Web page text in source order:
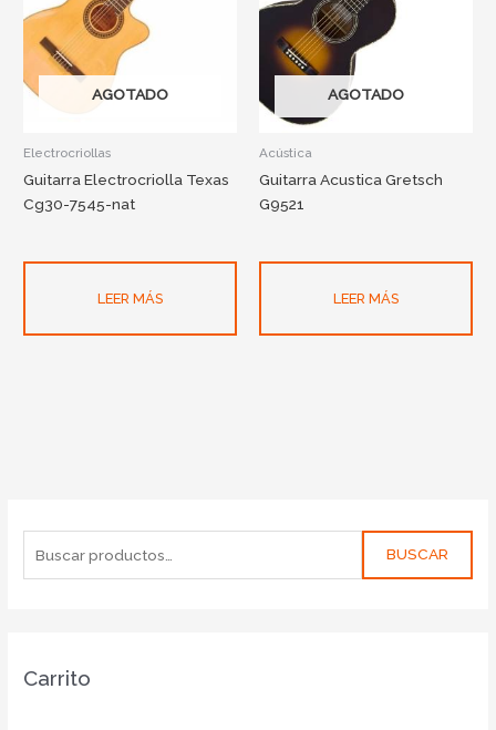
BUSCAR
Carrito
AGOTADO
Electrocriollas
Guitarra Electrocriolla Texas
Cg30-7545-nat
LEER MÁS
AGOTADO
Acústica
Guitarra Acustica Gretsch
G9521
LEER MÁS